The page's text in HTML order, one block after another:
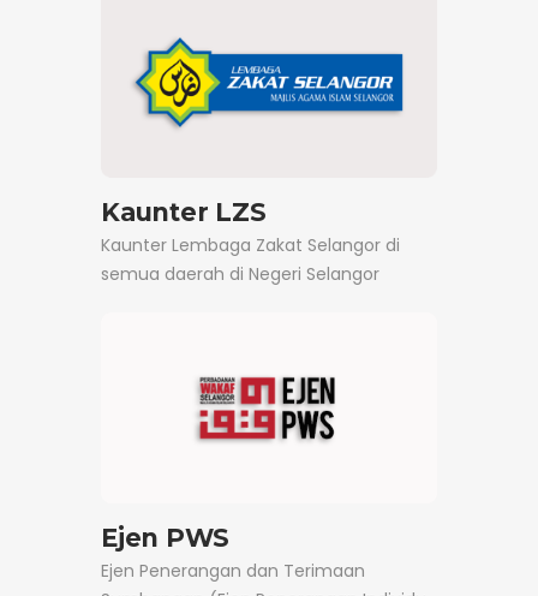
Kaunter LZS
Kaunter Lembaga Zakat Selangor di
semua daerah di Negeri Selangor
Ejen PWS
Ejen Penerangan dan Terimaan